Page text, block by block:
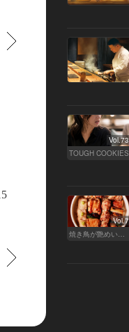
Vol.73
TOUGH COOKIES
Vol.7
焼き鳥が艶めいてきた